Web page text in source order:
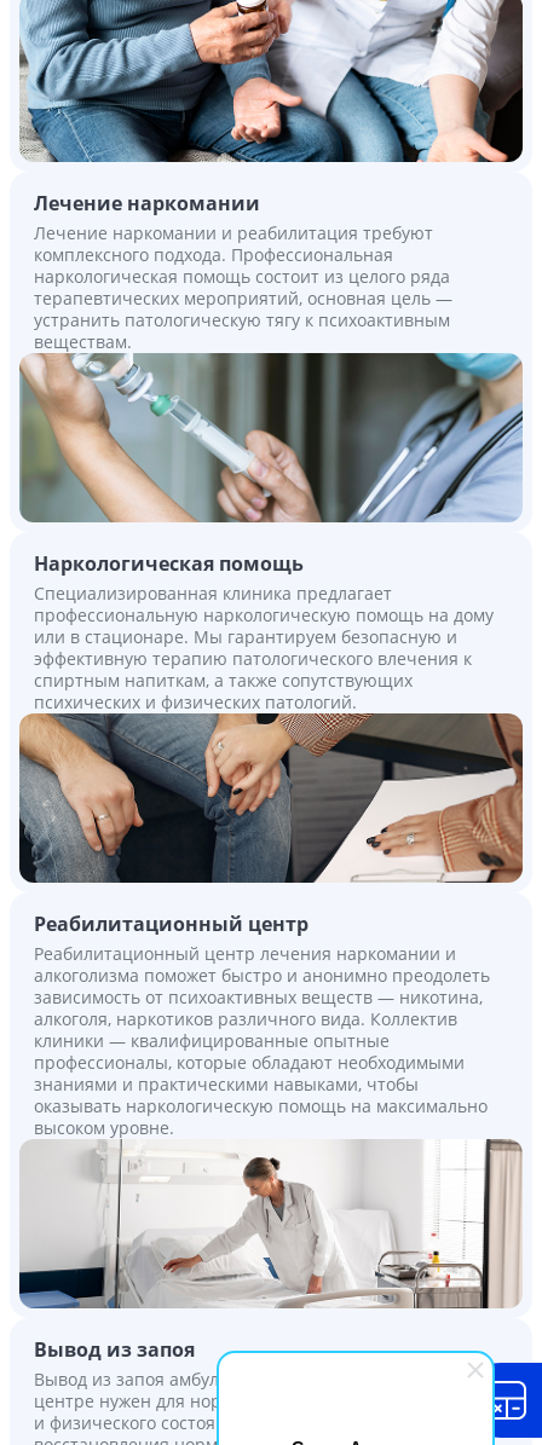
Лечение наркомании
Лечение наркомании и реабилитация требуют
комплексного подхода. Профессиональная
наркологическая помощь состоит из целого ряда
терапевтических мероприятий, основная цель —
устранить патологическую тягу к психоактивным
веществам.
Наркологическая помощь
Специализированная клиника предлагает
профессиональную наркологическую помощь на дому
или в стационаре. Мы гарантируем безопасную и
эффективную терапию патологического влечения к
спиртным напиткам, а также сопутствующих
психических и физических патологий.
Реабилитационный центр
Реабилитационный центр лечения наркомании и
алкоголизма поможет быстро и анонимно преодолеть
зависимость от психоактивных веществ — никотина,
алкоголя, наркотиков различного вида. Коллектив
клиники — квалифицированные опытные
профессионалы, которые обладают необходимыми
знаниями и практическими навыками, чтобы
оказывать наркологическую помощь на максимально
высоком уровне.
Вывод из запоя
Вывод из запоя амбулаторно или в реабилитационном
центре нужен для нормализации психоэмоционального
и физического состояния зависимого, а также для